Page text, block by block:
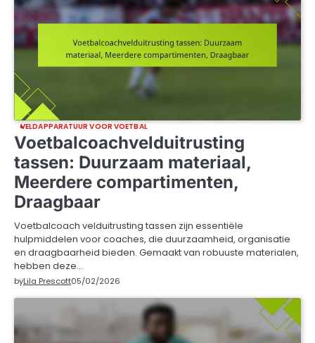
VELDAPPARATUUR VOOR VOETBAL
Voetbalcoachvelduitrusting
tassen: Duurzaam materiaal,
Meerdere compartimenten,
Draagbaar
Voetbalcoach velduitrusting tassen zijn essentiële
hulpmiddelen voor coaches, die duurzaamheid, organisatie
en draagbaarheid bieden. Gemaakt van robuuste materialen,
hebben deze…
byLila Prescott05/02/2026